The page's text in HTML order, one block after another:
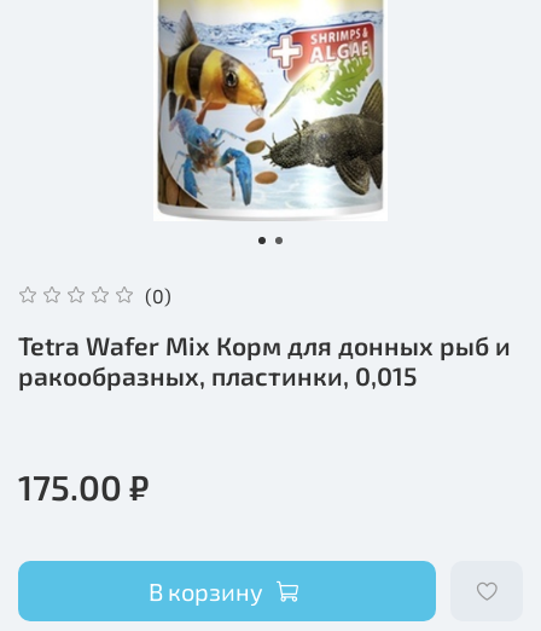
(0)
Tetra Wafer Mix Корм для донных рыб и
ракообразных, пластинки, 0,015
175.00 ₽
В корзину